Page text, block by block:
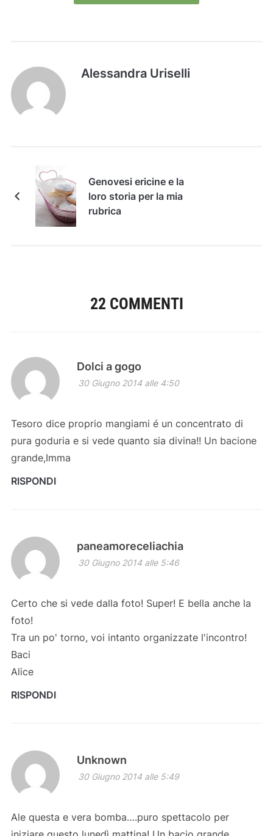
Alessandra Uriselli
Genovesi ericine e la
loro storia per la mia
rubrica
22 COMMENTI
Dolci a gogo
30 Giugno 2014 alle 4:50
Tesoro dice proprio mangiami é un concentrato di
pura goduria e si vede quanto sia divina!! Un bacione
grande,Imma
RISPONDI
paneamoreceliachia
30 Giugno 2014 alle 5:46
Certo che si vede dalla foto! Super! E bella anche la
foto!
Tra un po' torno, voi intanto organizzate l'incontro!
Baci
Alice
RISPONDI
Unknown
30 Giugno 2014 alle 5:49
Ale questa e vera bomba….puro spettacolo per